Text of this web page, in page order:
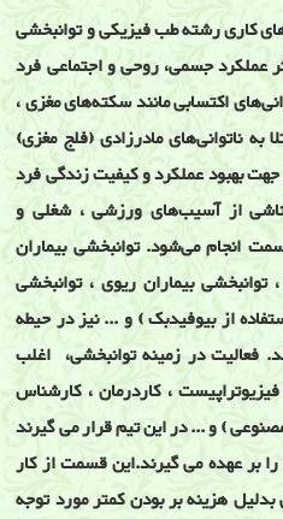
کاری رشته طب فیزیکی و توانبخشی
عملکرد جسمی، روحی و اجتماعی فرد
اکتسابی مانند سکته‌های مغزی ،
به ناتوانی‌های مادرزادی (فلج مغزی)
بهبود عملکرد و کیفیت زندگی فرد
از آسیب‌های ورزشی ، شغلی و
انجام می‌شود. توانبخشی بیماران
بیماران ریوی ، توانبخشی
از بیوفیدبک ) و ... نیز در حیطه
در زمینه توانبخشی، اغلب
، کاردرمان ، کارشناس
) و ... در این تیم قرار می گیرند
بر عهده می گیرند.این قسمت از کار
هزینه بر بودن کمتر مورد توجه